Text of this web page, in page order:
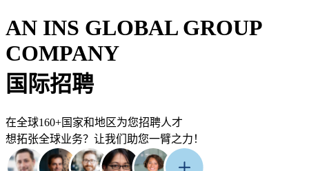
AN INS GLOBAL GROUP
COMPANY
国际招聘
在全球160+国家和地区为您招聘人才
想拓张全球业务？让我们助您一臂之力！